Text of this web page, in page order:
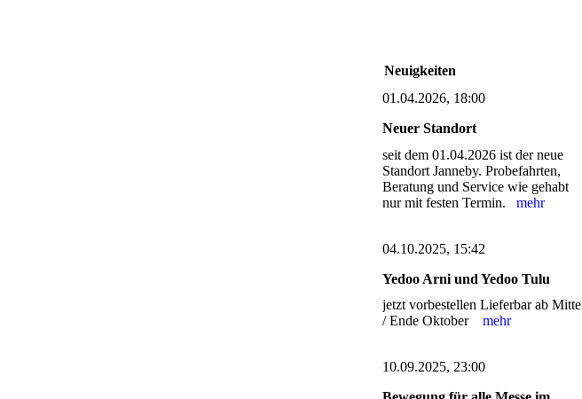
Neuigkeiten
01.04.2026, 18:00
Neuer Standort
seit dem 01.04.2026 ist der neue
Standort Janneby. Probefahrten,
Beratung und Service wie gehabt
nur mit festen Termin. mehr
04.10.2025, 15:42
Yedoo Arni und Yedoo Tulu
jetzt vorbestellen Lieferbar ab Mitte
/ Ende Oktober mehr
10.09.2025, 23:00